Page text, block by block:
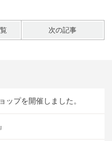
次の記事
ップを開催しました。